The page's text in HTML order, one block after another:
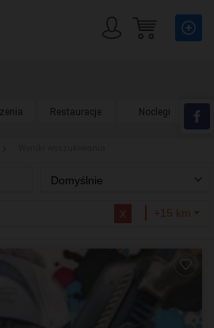
Restauracje Noclegi
Domyślnie
x +15 km